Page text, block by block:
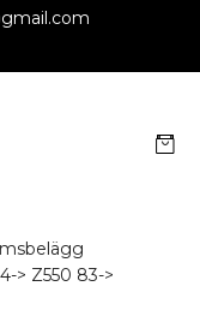
> Z550 83->